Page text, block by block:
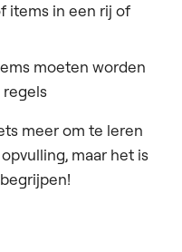
items in een rij of
moeten worden
meer om te leren
maar het is